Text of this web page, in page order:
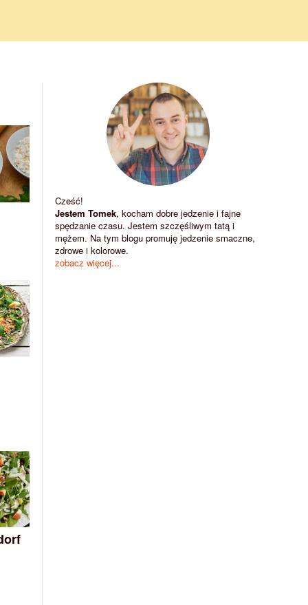
Cześć!
Jestem Tomek, kocham dobre jedzenie i fajne
spędzanie czasu. Jestem szczęśliwym tatą i
mężem. Na tym blogu promuję jedzenie smaczne,
zdrowe i kolorowe.
zobacz więcej...